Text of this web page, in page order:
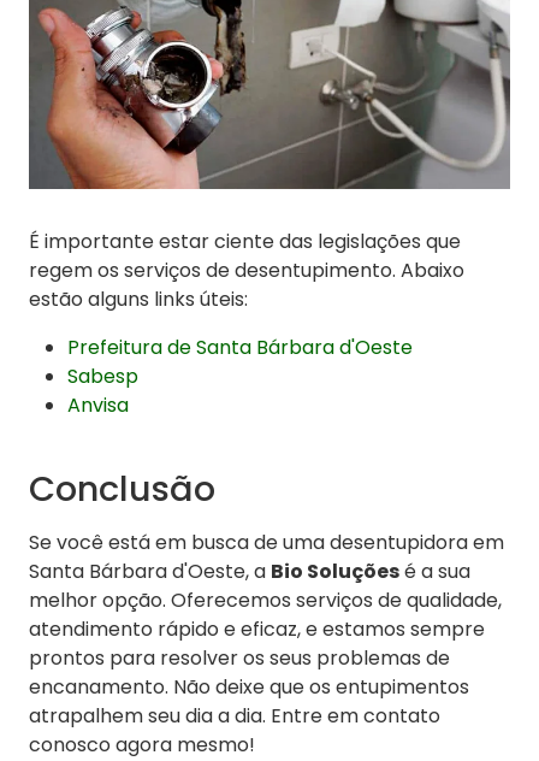
É importante estar ciente das legislações que
regem os serviços de desentupimento. Abaixo
estão alguns links úteis:
Prefeitura de Santa Bárbara d'Oeste
Sabesp
Anvisa
Conclusão
Se você está em busca de uma desentupidora em
Santa Bárbara d'Oeste, a Bio Soluçõesé a sua
melhor opção. Oferecemos serviços de qualidade,
atendimento rápido e eficaz, e estamos sempre
prontos para resolver os seus problemas de
encanamento. Não deixe que os entupimentos
atrapalhem seu dia a dia. Entre em contato
conosco agora mesmo!